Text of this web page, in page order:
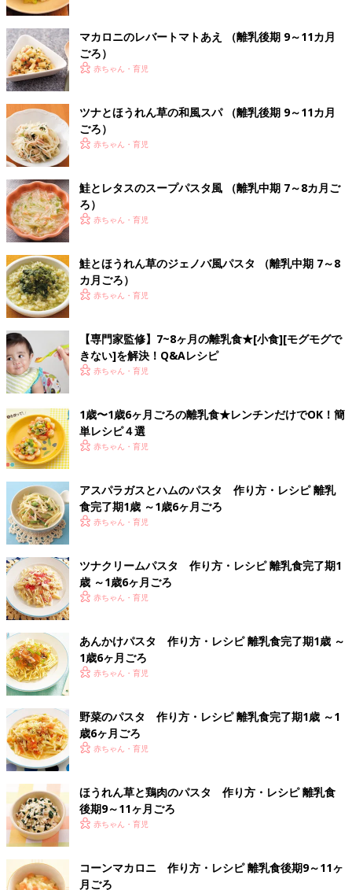
マカロニのレバートマトあえ （離乳後期 9～11カ月
ごろ）
赤ちゃん・育児
ツナとほうれん草の和風スパ （離乳後期 9～11カ月
ごろ）
赤ちゃん・育児
鮭とレタスのスープパスタ風 （離乳中期 7～8カ月ご
ろ）
赤ちゃん・育児
鮭とほうれん草のジェノバ風パスタ （離乳中期 7～8
カ月ごろ）
赤ちゃん・育児
【専門家監修】7~8ヶ月の離乳食★[小食][モグモグで
きない]を解決！Q&Aレシピ
赤ちゃん・育児
1歳〜1歳6ヶ月ごろの離乳食★レンチンだけでOK！簡
単レシピ４選
赤ちゃん・育児
アスパラガスとハムのパスタ 作り方・レシピ 離乳
食完了期1歳 ～1歳6ヶ月ごろ
赤ちゃん・育児
ツナクリームパスタ 作り方・レシピ 離乳食完了期1
歳 ～1歳6ヶ月ごろ
赤ちゃん・育児
あんかけパスタ 作り方・レシピ 離乳食完了期1歳 ～
1歳6ヶ月ごろ
赤ちゃん・育児
野菜のパスタ 作り方・レシピ 離乳食完了期1歳 ～1
歳6ヶ月ごろ
赤ちゃん・育児
ほうれん草と鶏肉のパスタ 作り方・レシピ 離乳食
後期9～11ヶ月ごろ
赤ちゃん・育児
コーンマカロニ 作り方・レシピ 離乳食後期9～11ヶ
月ごろ